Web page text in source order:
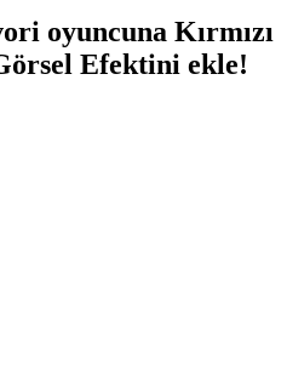
oyuncuna Kırmızı
Efektini ekle!